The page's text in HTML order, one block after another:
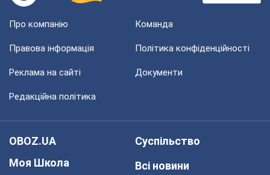
Про компанію Команда
Правова інформація Політика конфіденційності
Реклама на сайті Документи
Редакційна політика
OBOZ.UA
Моя Школа
Суспільство
Всі новини